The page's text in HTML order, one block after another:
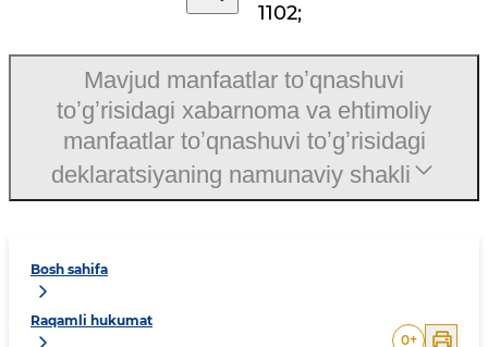
1102;
Bosh sahifa
Raqamli hukumat
0+
Mavjud manfaatlar toʼqnashuvi
toʼgʼrisidagi xabarnoma va ehtimoliy
manfaatlar toʼqnashuvi toʼgʼrisidagi
deklaratsiyaning namunaviy shakli